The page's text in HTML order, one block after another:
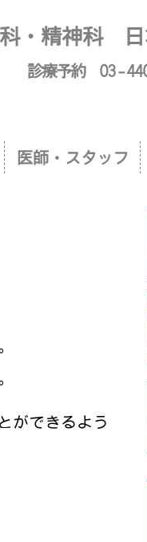
・精神科 日
診療予約 03 -
医師・スタッフ
ができるよう